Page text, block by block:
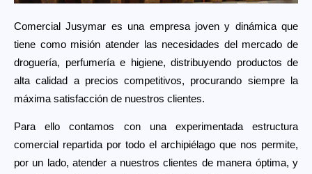
Comercial Jusymar es una empresa joven y dinámica que
tiene como misión atender las necesidades del mercado de
droguería, perfumería e higiene, distribuyendo productos de
alta calidad a precios competitivos, procurando siempre la
máxima satisfacción de nuestros clientes.
Para ello contamos con una experimentada estructura
comercial repartida por todo el archipiélago que nos permite,
por un lado, atender a nuestros clientes de manera óptima, y